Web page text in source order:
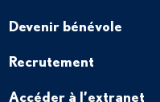
Devenir bénévole
Recrutement
Accéder à l’extranet